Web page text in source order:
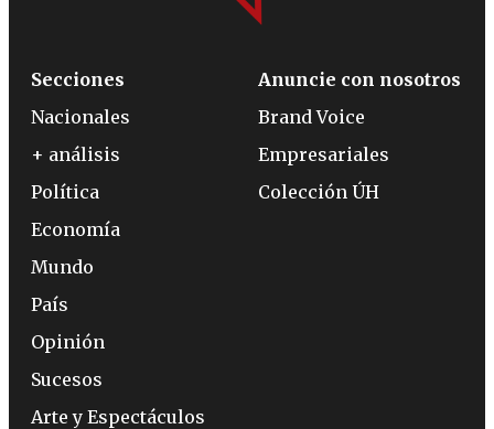
Secciones
Nacionales
+ análisis
Política
Economía
Mundo
País
Opinión
Sucesos
Arte y Espectáculos
Anuncie con nosotros
Brand Voice
Empresariales
Colección ÚH